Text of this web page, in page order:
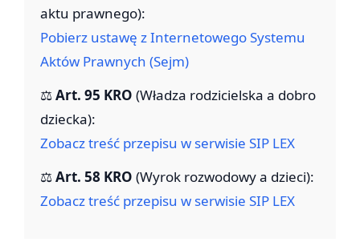
aktu prawnego):
Pobierz ustawę z Internetowego Systemu
Aktów Prawnych (Sejm)
⚖️Art. 95 KRO (Władza rodzicielska a dobro
dziecka):
Zobacz treść przepisu w serwisie SIP LEX
⚖️Art. 58 KRO (Wyrok rozwodowy a dzieci):
Zobacz treść przepisu w serwisie SIP LEX